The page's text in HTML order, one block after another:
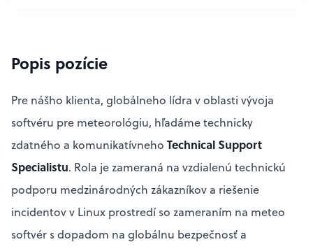
Popis pozície
Pre nášho klienta, globálneho lídra v oblasti vývoja
softvéru pre meteorológiu, hľadáme technicky
zdatného a komunikatívneho Technical Support
Specialistu. Rola je zameraná na vzdialenú technickú
podporu medzinárodných zákazníkov a riešenie
incidentov v Linux prostredí so zameraním na meteo
softvér s dopadom na globálnu bezpečnosť a